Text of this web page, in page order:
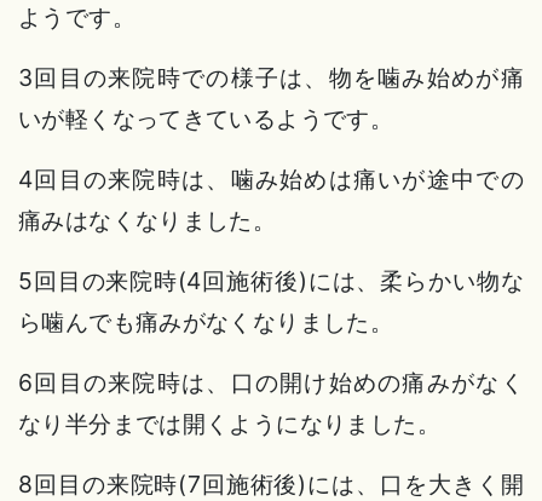
ようです。
3回目の来院時での様子は、物を噛み始めが痛
いが軽くなってきているようです。
4回目の来院時は、噛み始めは痛いが途中での
痛みはなくなりました。
5回目の来院時(4回施術後)には、柔らかい物な
ら噛んでも痛みがなくなりました。
6回目の来院時は、口の開け始めの痛みがなく
なり半分までは開くようになりました。
8回目の来院時(7回施術後)には、口を大きく開